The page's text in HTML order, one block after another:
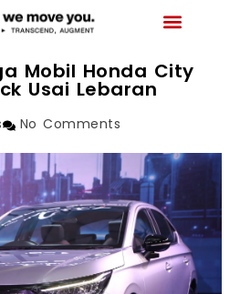
Mobil Honda City
Usai Lebaran
No Comments